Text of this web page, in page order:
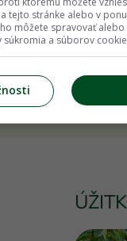
sa
sklo
Malý
deti
tejto stránke alebo v
môžete spravovať
súkromia a súborov